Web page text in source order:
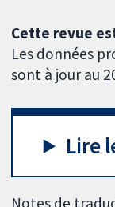
Cette revue
Les données
sont à jour au
Lire